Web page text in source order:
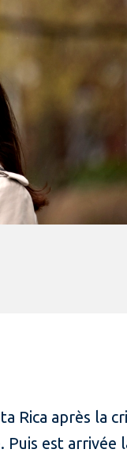
Rica après la
est arrivée